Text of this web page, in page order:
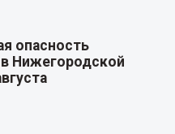
опасность
Нижегородской